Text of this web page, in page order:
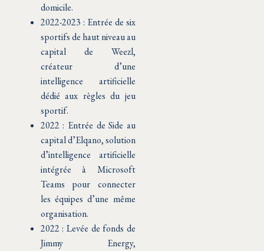
domicile.
2022-2023 : Entrée de six
sportifs de haut niveau au
capital de Weezl,
créateur d’une
intelligence artificielle
dédié aux règles du jeu
sportif.
2022 : Entrée de Side au
capital d’Elqano, solution
d’intelligence artificielle
intégrée à Microsoft
Teams pour connecter
les équipes d’une même
organisation.
2022 : Levée de fonds de
Jimmy Energy,